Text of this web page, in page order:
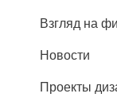
Взгляд на
Новости
Проекты